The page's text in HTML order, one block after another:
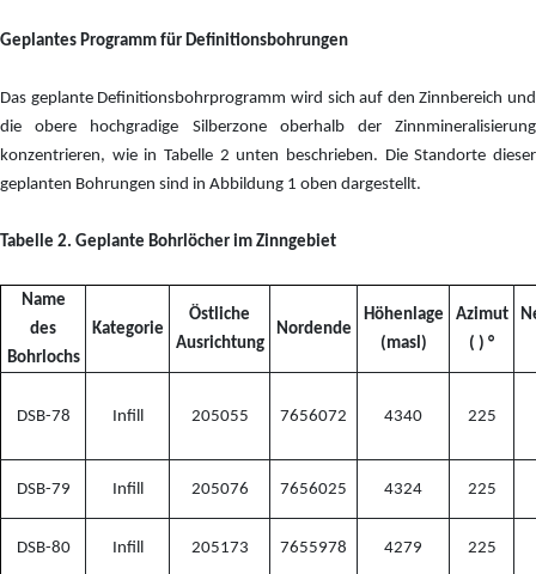
Geplantes Programm für Definitionsbohrungen
Das geplante Definitionsbohrprogramm wird sich auf den Zinnbereich und
die obere hochgradige Silberzone oberhalb der Zinnmineralisierung
konzentrieren, wie in Tabelle 2 unten beschrieben. Die Standorte dieser
geplanten Bohrungen sind in Abbildung 1 oben dargestellt.
Tabelle 2. Geplante Bohrlöcher im Zinngebiet
Name
des
Bohrlochs
Kategorie
Östliche
Ausrichtung
Nordende
Höhenlage
(masl)
Azimut
( ) °
DSB-78 Infill 205055 7656072 4340 225
DSB-79 Infill 205076 7656025 4324 225
DSB-80 Infill 205173 7655978 4279 225